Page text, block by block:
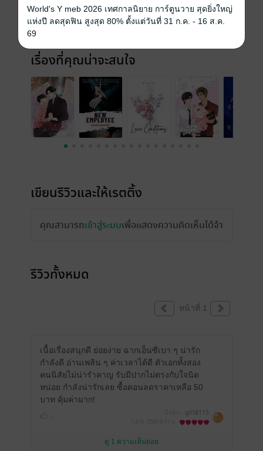
ความยาว 320 หน้า (≈ 52,616 คำ)
เรื่องที่คุณน่าจะสนใจ
เขียนรีวิวและให้เรตติ้ง
คุณสามารถเข้าสู่ระบบเพื่อแสดงความคิดเห็นได้จ้า
รีวิวทั้งหมด
หน้าที่ 1
เนื้อเรื่องสนุกดี ย่อยง่าย ฉากเอ็นซีเบา ๆ น่ารัก
กำลังดี อ่านเพลิน ๆ ค่าเวลาได้ดี ตัวเอกทั้งสอง
คนนิสัยไม่น่ารำคาญ รับมีปากไม่ตรงกับใจนิด
หน่อย กำลังน่ารักเลย ซื้อตอนลดราคาเหลือ 50
บาท คุ้มค่ามาก!
gift8115
ดู 1 ความเห็นย่อย
World's Y meb 2026 เทศกาลนิยาย การ์ตูนวาย สุดยิ่งใหญ่
แห่งปี ลดสุดฟิน สูงสุด 80% ตั้งแต่วันที่ 31 ก.ค. - 16 ส.ค.
69